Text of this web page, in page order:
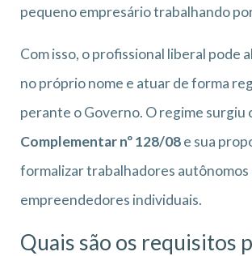
pequeno empresário trabalhando
Com isso, o profissional liberal pode
no próprio nome e atuar de forma
perante o Governo. O regime surgiu
Complementar nº 128/08e sua
formalizar trabalhadores autônomos
empreendedores individuais.
Quais são os requisitos